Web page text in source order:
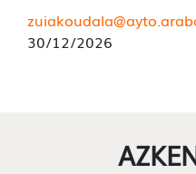
30/12/2026